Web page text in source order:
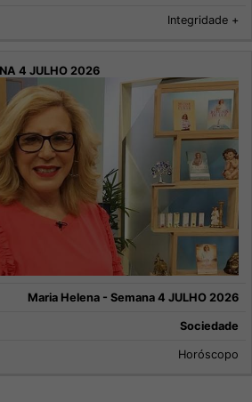
Integridade +
Maria Helena - Semana 4 JULHO 2026
Sociedade
Horóscopo